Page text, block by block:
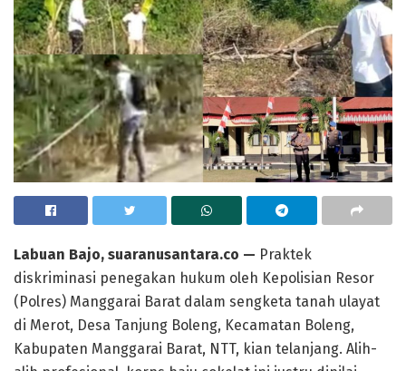
Labuan Bajo, suaranusantara.co — Praktek
diskriminasi penegakan hukum oleh Kepolisian Resor
(Polres) Manggarai Barat dalam sengketa tanah ulayat
di Merot, Desa Tanjung Boleng, Kecamatan Boleng,
Kabupaten Manggarai Barat, NTT, kian telanjang. Alih-